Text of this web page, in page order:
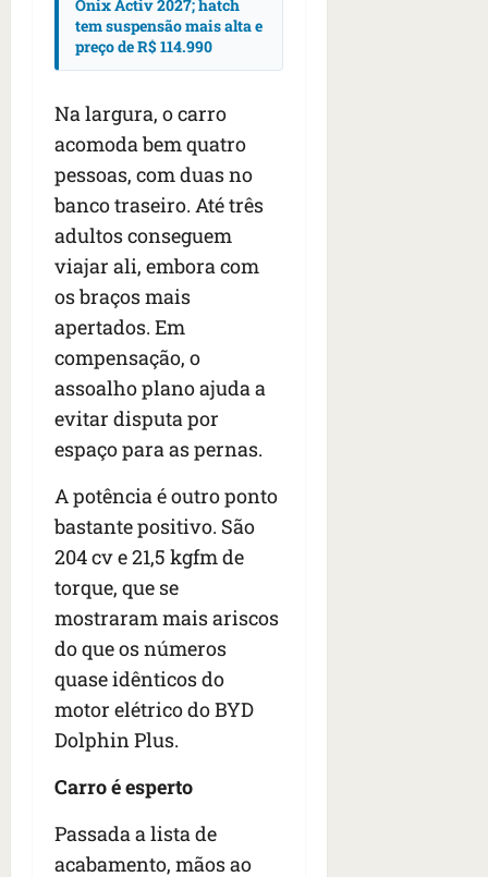
Onix Activ 2027; hatch
tem suspensão mais alta e
preço de R$ 114.990
Na largura, o carro
acomoda bem quatro
pessoas, com duas no
banco traseiro. Até três
adultos conseguem
viajar ali, embora com
os braços mais
apertados. Em
compensação, o
assoalho plano ajuda a
evitar disputa por
espaço para as pernas.
A potência é outro ponto
bastante positivo. São
204 cv e 21,5 kgfm de
torque, que se
mostraram mais ariscos
do que os números
quase idênticos do
motor elétrico do BYD
Dolphin Plus.
Carro é esperto
Passada a lista de
acabamento, mãos ao